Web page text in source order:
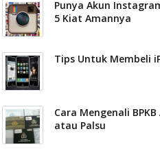
Punya Akun
5 Kiat Amannya
Tips Untuk Membeli
Cara Mengenali BPKB
atau Palsu